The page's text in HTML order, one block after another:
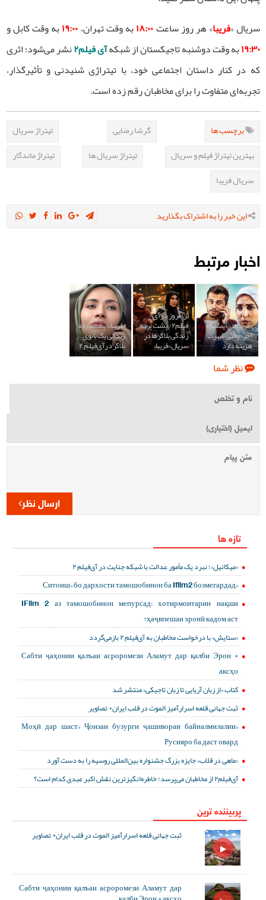
سریال «فریبا» هر روز ساعت۱۸:۰۰به وقت تهران،۱۹:۰۰به وقت کابل و
۱۹:۳۰به وقت دوشنبه تاجیکستان از شبکهآی فیلم۲ نشر می‌شود؛ اثری
که در کنار داستان اجتماعی خود، با تیتراژی شنیدنی و تأثیرگذار،
تجربه‌ای متفاوت را برای مخاطبان رقم زده است.
برچسب ها گرشا رضایی
تیتراژ سریال
بهترین تیتراژ فیلم و سریال
تیتراژ سریال ها
تیتراژ ماندگار
سریال فریبا
این خبر را به اشتراک بگذارید
اخبار مرتبط
«فریبا» در ایستگاه
آخر؛ وقتی شهرت
هزینه دارد
از امروز در آی
فیلم۲/ پشت پرده
زندگی بلاگرها در
سریال «فریبا»
«فریبا»؛ پشت‌پرده
زندگی یک بانوی
بلاگر در آی‌فیلم ۲
نظر شما
ارسال نظر
تازه ها
«میکائیل»؛ نبرد یک مأمور عدالت با شبکه جنایت در آی‌فیلم ۲
«Ситоиш» бо дархости тамошобинон ба Ifilm2 бозмегардад
IFilm 2 аз тамошобинон мепурсад: хотирмонтарин нақши
ҳаҷвпешаи эронӣ кадом аст?
«ستایش» با درخواست مخاطبان به آی‌فیلم ۲ بازمی‌گردد
Сабти ҷаҳонии қалъаи асроромези Аламут дар қалби Эрон +
аксҳо
کتاب «از زبان آریایی تا زبان تاجیکی» منتشر شد
ثبت جهانی قلعه اسرارآمیز الموت در قلب ایران+ تصاویر
«Моҳӣ дар шаст» Ҷоизаи бузурги ҷашнвораи байналмилалии
Русияро ба даст овард
«ماهی در قلاب» جایزه بزرگ جشنواره بین‌المللی روسیه را به دست آورد
آی‌فیلم۲ از مخاطبان می‌پرسد؛ خاطره‌انگیزترین نقش اکبر عبدی کدام است؟
پربیننده ترین
ثبت جهانی قلعه اسرارآمیز الموت در قلب ایران+ تصاویر
Сабти ҷаҳонии қалъаи асроромези Аламут дар